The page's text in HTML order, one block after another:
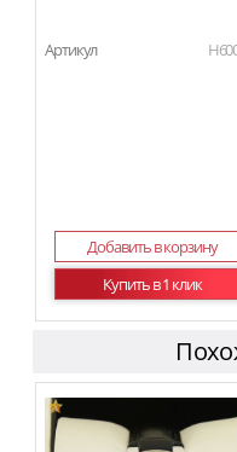
Артикул
Добавить в корзину
Купить в 1 клик